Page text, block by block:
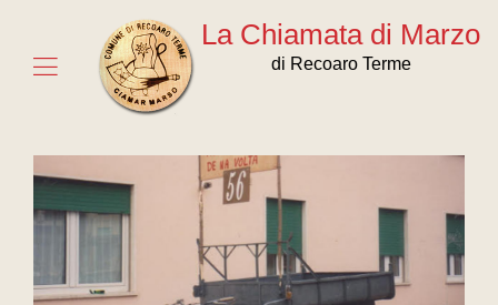
La Chiamata di Marzo
di Recoaro Terme